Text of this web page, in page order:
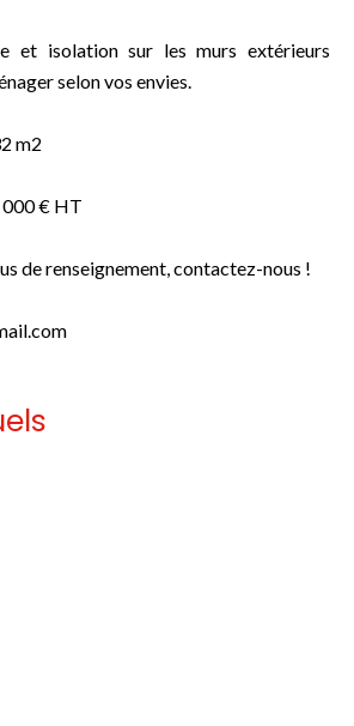
et isolation sur les murs extérieurs
selon vos envies.
m2
000 € HT
de renseignement, contactez-nous !